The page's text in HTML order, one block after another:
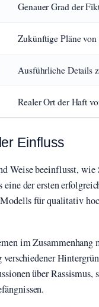
Genauer Grad der
Zukünftige Pläne
Ausführliche Details
Realer Ort der Haft
Einfluss
Weise beeinflusst,
eine der ersten
für qualitativ
im Zusammenhang
über